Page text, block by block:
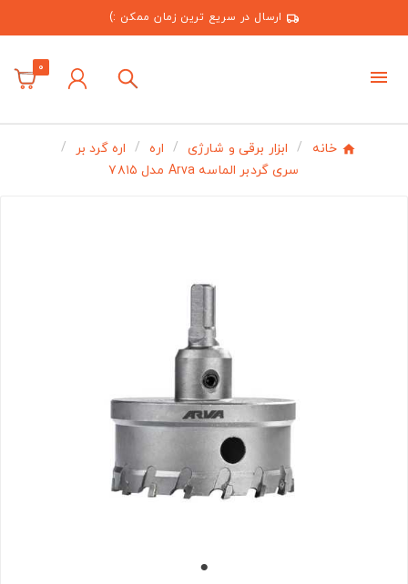
ارسال در سریع ترین زمان ممکن :)
0
خانه ابزار برقی و شارژی اره
اره گرد بر
سری گردبر الماسه Arva مدل ۷۸۱۵